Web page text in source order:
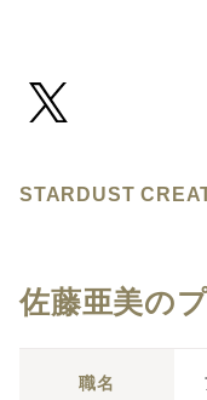
STARDUST
佐藤亜美の
職名